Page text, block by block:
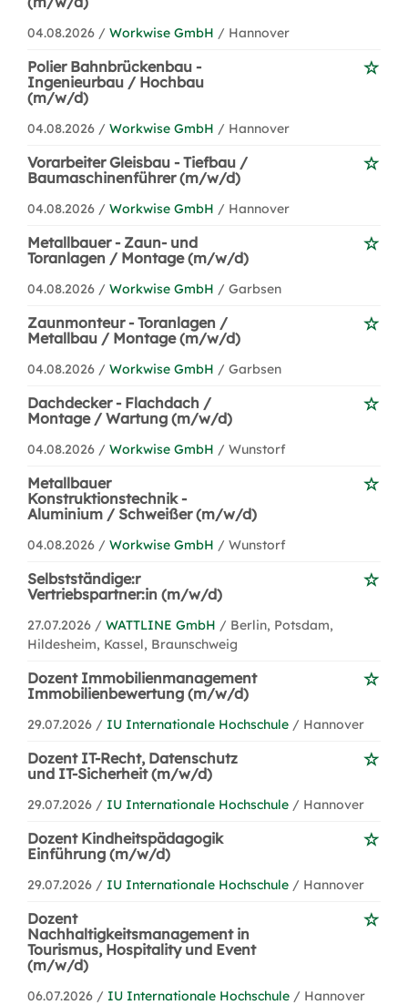
04.08.2026 / Workwise GmbH / Hannover
Polier Bahnbrückenbau -
Ingenieurbau / Hochbau
(m/w/d)
04.08.2026 / Workwise GmbH / Hannover
Vorarbeiter Gleisbau - Tiefbau /
Baumaschinenführer (m/w/d)
04.08.2026 / Workwise GmbH / Hannover
Metallbauer - Zaun- und
Toranlagen / Montage (m/w/d)
04.08.2026 / Workwise GmbH / Garbsen
Zaunmonteur - Toranlagen /
Metallbau / Montage (m/w/d)
04.08.2026 / Workwise GmbH / Garbsen
Dachdecker - Flachdach /
Montage / Wartung (m/w/d)
04.08.2026 / Workwise GmbH / Wunstorf
Metallbauer
Konstruktionstechnik -
Aluminium / Schweißer (m/w/d)
04.08.2026 / Workwise GmbH / Wunstorf
Selbstständige:r
Vertriebspartner:in (m/w/d)
27.07.2026 / WATTLINE GmbH / Berlin, Potsdam,
Hildesheim, Kassel, Braunschweig
Dozent Immobilienmanagement
Immobilienbewertung (m/w/d)
29.07.2026 / IU Internationale Hochschule / Hannover
Dozent IT-Recht, Datenschutz
und IT-Sicherheit (m/w/d)
29.07.2026 / IU Internationale Hochschule / Hannover
Dozent Kindheitspädagogik
Einführung (m/w/d)
29.07.2026 / IU Internationale Hochschule / Hannover
Dozent
Nachhaltigkeitsmanagement in
Tourismus, Hospitality und Event
(m/w/d)
06.07.2026 / IU Internationale Hochschule / Hannover